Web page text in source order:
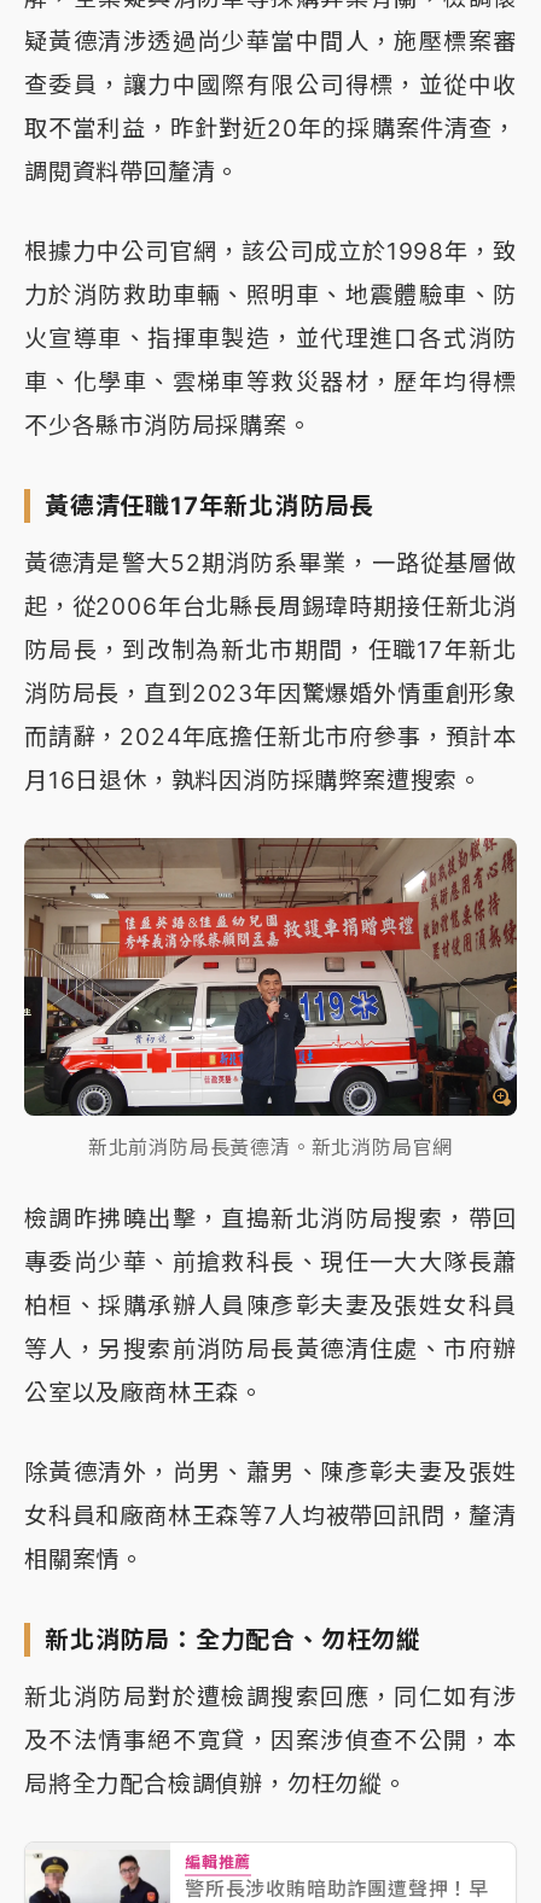
疑黃德清涉透過尚少華當中間人，施壓標案審
查委員，讓力中國際有限公司得標，並從中收
取不當利益，昨針對近20年的採購案件清查，
調閱資料帶回釐清。
根據力中公司官網，該公司成立於1998年，致
力於消防救助車輛、照明車、地震體驗車、防
火宣導車、指揮車製造，並代理進口各式消防
車、化學車、雲梯車等救災器材，歷年均得標
不少各縣市消防局採購案。
黃德清任職17年新北消防局長
黃德清是警大52期消防系畢業，一路從基層做
起，從2006年台北縣長周錫瑋時期接任新北消
防局長，到改制為新北市期間，任職17年新北
消防局長，直到2023年因驚爆婚外情重創形象
而請辭，2024年底擔任新北市府參事，預計本
月16日退休，孰料因消防採購弊案遭搜索。
新北前消防局長黃德清。新北消防局官網
檢調昨拂曉出擊，直搗新北消防局搜索，帶回
專委尚少華、前搶救科長、現任一大大隊長蕭
柏桓、採購承辦人員陳彥彰夫妻及張姓女科員
等人，另搜索前消防局長黃德清住處、市府辦
公室以及廠商林王森。
除黃德清外，尚男、蕭男、陳彥彰夫妻及張姓
女科員和廠商林王森等7人均被帶回訊問，釐清
相關案情。
新北消防局：全力配合、勿枉勿縱
新北消防局對於遭檢調搜索回應，同仁如有涉
及不法情事絕不寬貸，因案涉偵查不公開，本
局將全力配合檢調偵辦，勿枉勿縱。
編輯推薦
警所長涉收賄暗助詐團遭聲押！早